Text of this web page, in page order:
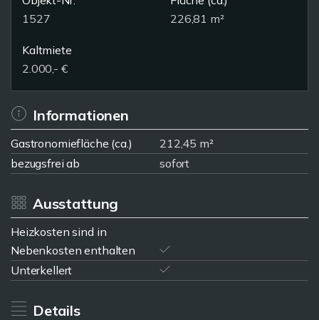
1527
226,81 m²
Kaltmiete
2.000,- €
Informationen
Gastronomiefläche (ca.)
212,45 m²
bezugsfrei ab
sofort
Ausstattung
Heizkosten sind in
Nebenkosten enthalten
Unterkellert
Details